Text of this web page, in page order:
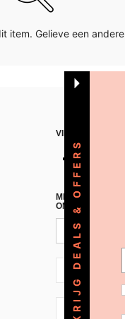
item. Gelieve een
VIND ONS
MELD JE A AN
NL + 31
NL + 31
KRIJG DEALS & OFFERS